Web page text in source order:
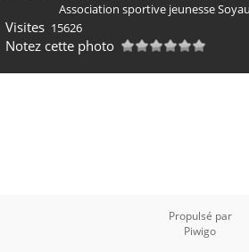
Association sportive jeunesse
Visites 15626
Notez cette photo
Propulsé par
Piwigo